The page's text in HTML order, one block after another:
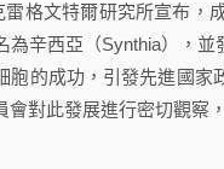
格文特爾研究所宣布，
為辛西亞（Synthia），
胞的成功，引發先進國
對此發展進行密切觀察